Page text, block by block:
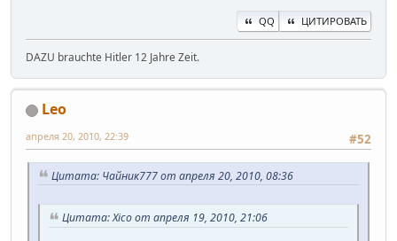
QQ ЦИТИРОВАТЬ
DAZU brauchte Hitler 12 Jahre Zeit.
Leo
#52
апреля 20, 2010, 22:39
Цитата: Чайник777 от апреля 20, 2010, 08:36
Цитата: Xico от апреля 19, 2010, 21:06